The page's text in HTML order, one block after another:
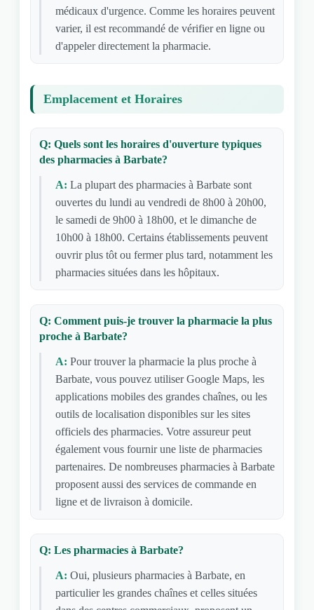
médicaux d'urgence. Comme les horaires peuvent
varier, il est recommandé de vérifier en ligne ou
d'appeler directement la pharmacie.
Emplacement et Horaires
Q: Quels sont les horaires d'ouverture typiques
des pharmacies à Barbate?
A: La plupart des pharmacies à Barbate sont
ouvertes du lundi au vendredi de 8h00 à 20h00,
le samedi de 9h00 à 18h00, et le dimanche de
10h00 à 18h00. Certains établissements peuvent
ouvrir plus tôt ou fermer plus tard, notamment les
pharmacies situées dans les hôpitaux.
Q: Comment puis-je trouver la pharmacie la plus
proche à Barbate?
A: Pour trouver la pharmacie la plus proche à
Barbate, vous pouvez utiliser Google Maps, les
applications mobiles des grandes chaînes, ou les
outils de localisation disponibles sur les sites
officiels des pharmacies. Votre assureur peut
également vous fournir une liste de pharmacies
partenaires. De nombreuses pharmacies à Barbate
proposent aussi des services de commande en
ligne et de livraison à domicile.
Q: Les pharmacies à Barbate?
A: Oui, plusieurs pharmacies à Barbate, en
particulier les grandes chaînes et celles situées